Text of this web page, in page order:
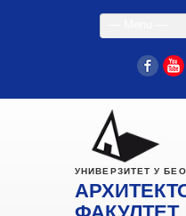
УНИВЕРЗИТЕТ У